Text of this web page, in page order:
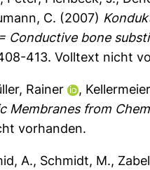
C. (2007)
Conductive bone
413. Volltext nicht
Rainer ,
Membranes from
vorhanden.
A., Schmidt, M.,